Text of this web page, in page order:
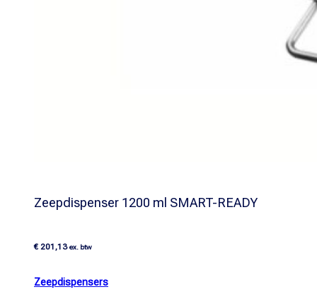
Zeepdispenser 1200 ml SMART-READY
€ 201,13 ex. btw
Zeepdispensers